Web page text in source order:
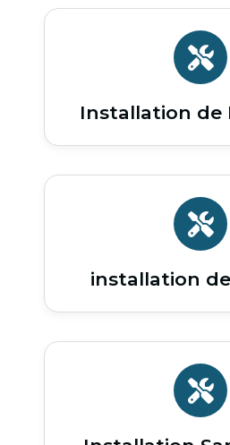
Installation de
installation